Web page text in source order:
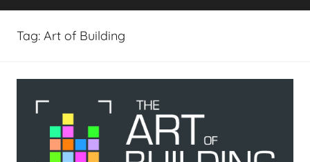
Tag: Art of Building